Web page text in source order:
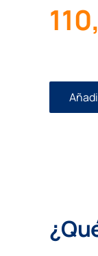
Temario
Auxilio